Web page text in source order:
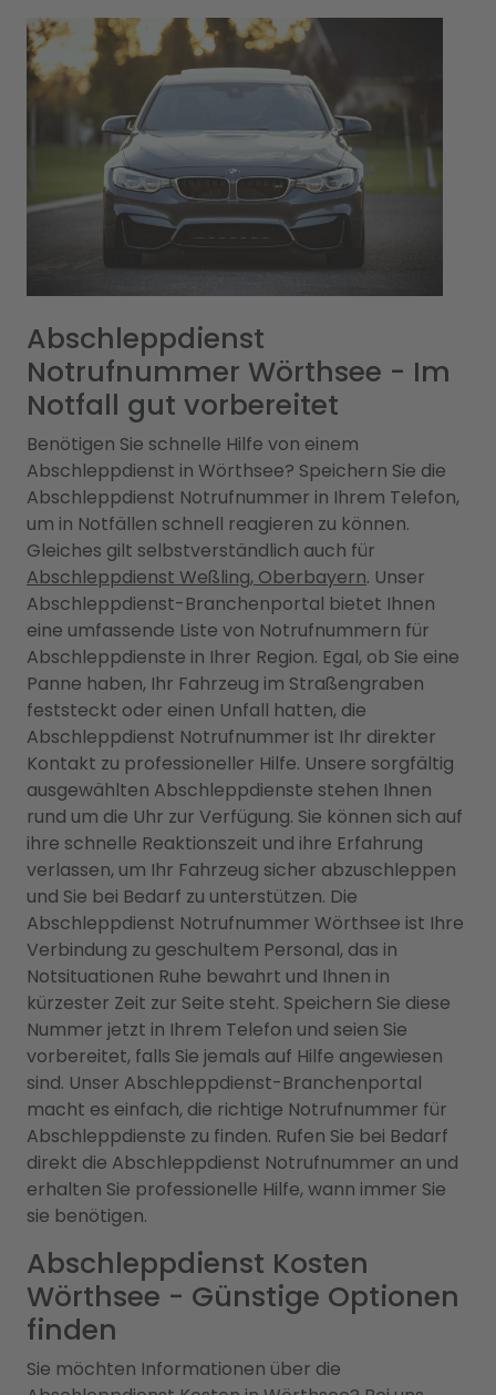
Abschleppdienst
Notrufnummer Wörthsee - Im
Notfall gut vorbereitet
Benötigen Sie schnelle Hilfe von einem
Abschleppdienst in Wörthsee? Speichern Sie die
Abschleppdienst Notrufnummer in Ihrem Telefon,
um in Notfällen schnell reagieren zu können.
Gleiches gilt selbstverständlich auch für
Abschleppdienst Weßling, Oberbayern. Unser
Abschleppdienst-Branchenportal bietet Ihnen
eine umfassende Liste von Notrufnummern für
Abschleppdienste in Ihrer Region. Egal, ob Sie eine
Panne haben, Ihr Fahrzeug im Straßengraben
feststeckt oder einen Unfall hatten, die
Abschleppdienst Notrufnummer ist Ihr direkter
Kontakt zu professioneller Hilfe. Unsere sorgfältig
ausgewählten Abschleppdienste stehen Ihnen
rund um die Uhr zur Verfügung. Sie können sich auf
ihre schnelle Reaktionszeit und ihre Erfahrung
verlassen, um Ihr Fahrzeug sicher abzuschleppen
und Sie bei Bedarf zu unterstützen. Die
Abschleppdienst Notrufnummer Wörthsee ist Ihre
Verbindung zu geschultem Personal, das in
Notsituationen Ruhe bewahrt und Ihnen in
kürzester Zeit zur Seite steht. Speichern Sie diese
Nummer jetzt in Ihrem Telefon und seien Sie
vorbereitet, falls Sie jemals auf Hilfe angewiesen
sind. Unser Abschleppdienst-Branchenportal
macht es einfach, die richtige Notrufnummer für
Abschleppdienste zu finden. Rufen Sie bei Bedarf
direkt die Abschleppdienst Notrufnummer an und
erhalten Sie professionelle Hilfe, wann immer Sie
sie benötigen.
Abschleppdienst Kosten
Wörthsee - Günstige Optionen
finden
Sie möchten Informationen über die